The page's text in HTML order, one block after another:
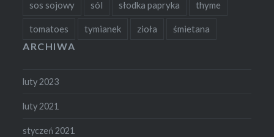
sos sojowy sól słodka papryka thyme
tomatoes tymianek zioła śmietana
ARCHIWA
luty 2023
luty 2021
styczeń 2021